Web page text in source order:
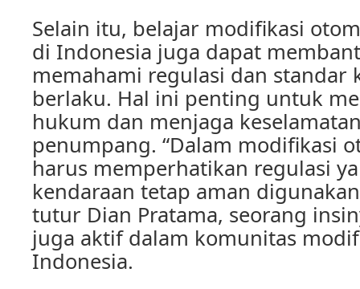
Selain itu, belajar modifikasi
di Indonesia juga dapat
memahami regulasi dan standar
berlaku. Hal ini penting untuk
hukum dan menjaga
penumpang. “Dalam modifikasi
harus memperhatikan regulasi
kendaraan tetap aman
tutur Dian Pratama, seorang
juga aktif dalam komunitas
Indonesia.